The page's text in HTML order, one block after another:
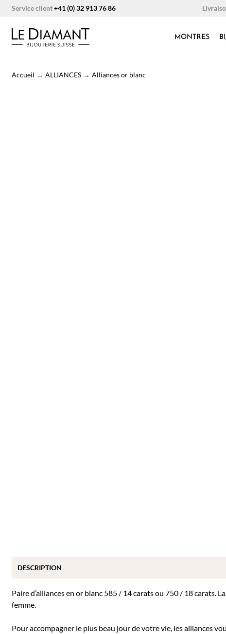
Aller
contenu
Service client+41 (0) 32 913 76 86
MONTRES
Accueil → ALLIANCES → Alliances or blanc
Paire d’alliances en or blanc 585 / 14 carats ou 750 / 18 carats.
femme.
Pour accompagner le plus beau jour de votre vie, les alliances
DESCRIPTION